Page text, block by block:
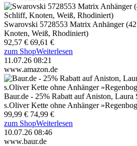
Swarovski 5728553 Matrix Anhänger
Knoten, Weiß, Rhodiniert)
92,57 € 69,61 €
zum ShopWeiterlesen
11.07.26 08:21
www.amazon.de
Baur.de - 25% Rabatt auf Aniston, Laura
s.Oliver Kette ohne Anhänger
99,99 € 74,99 €
zum ShopWeiterlesen
10.07.26 08:46
www.baur.de